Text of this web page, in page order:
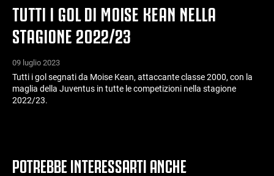
ALTRO
TUTTI I GOL DI MOISE KEAN NELLA
STAGIONE 2022/23
09 luglio 2023
Tutti i gol segnati da Moise Kean, attaccante classe 2000, con la
maglia della Juventus in tutte le competizioni nella stagione
2022/23.
POTREBBE INTERESSARTI ANCHE